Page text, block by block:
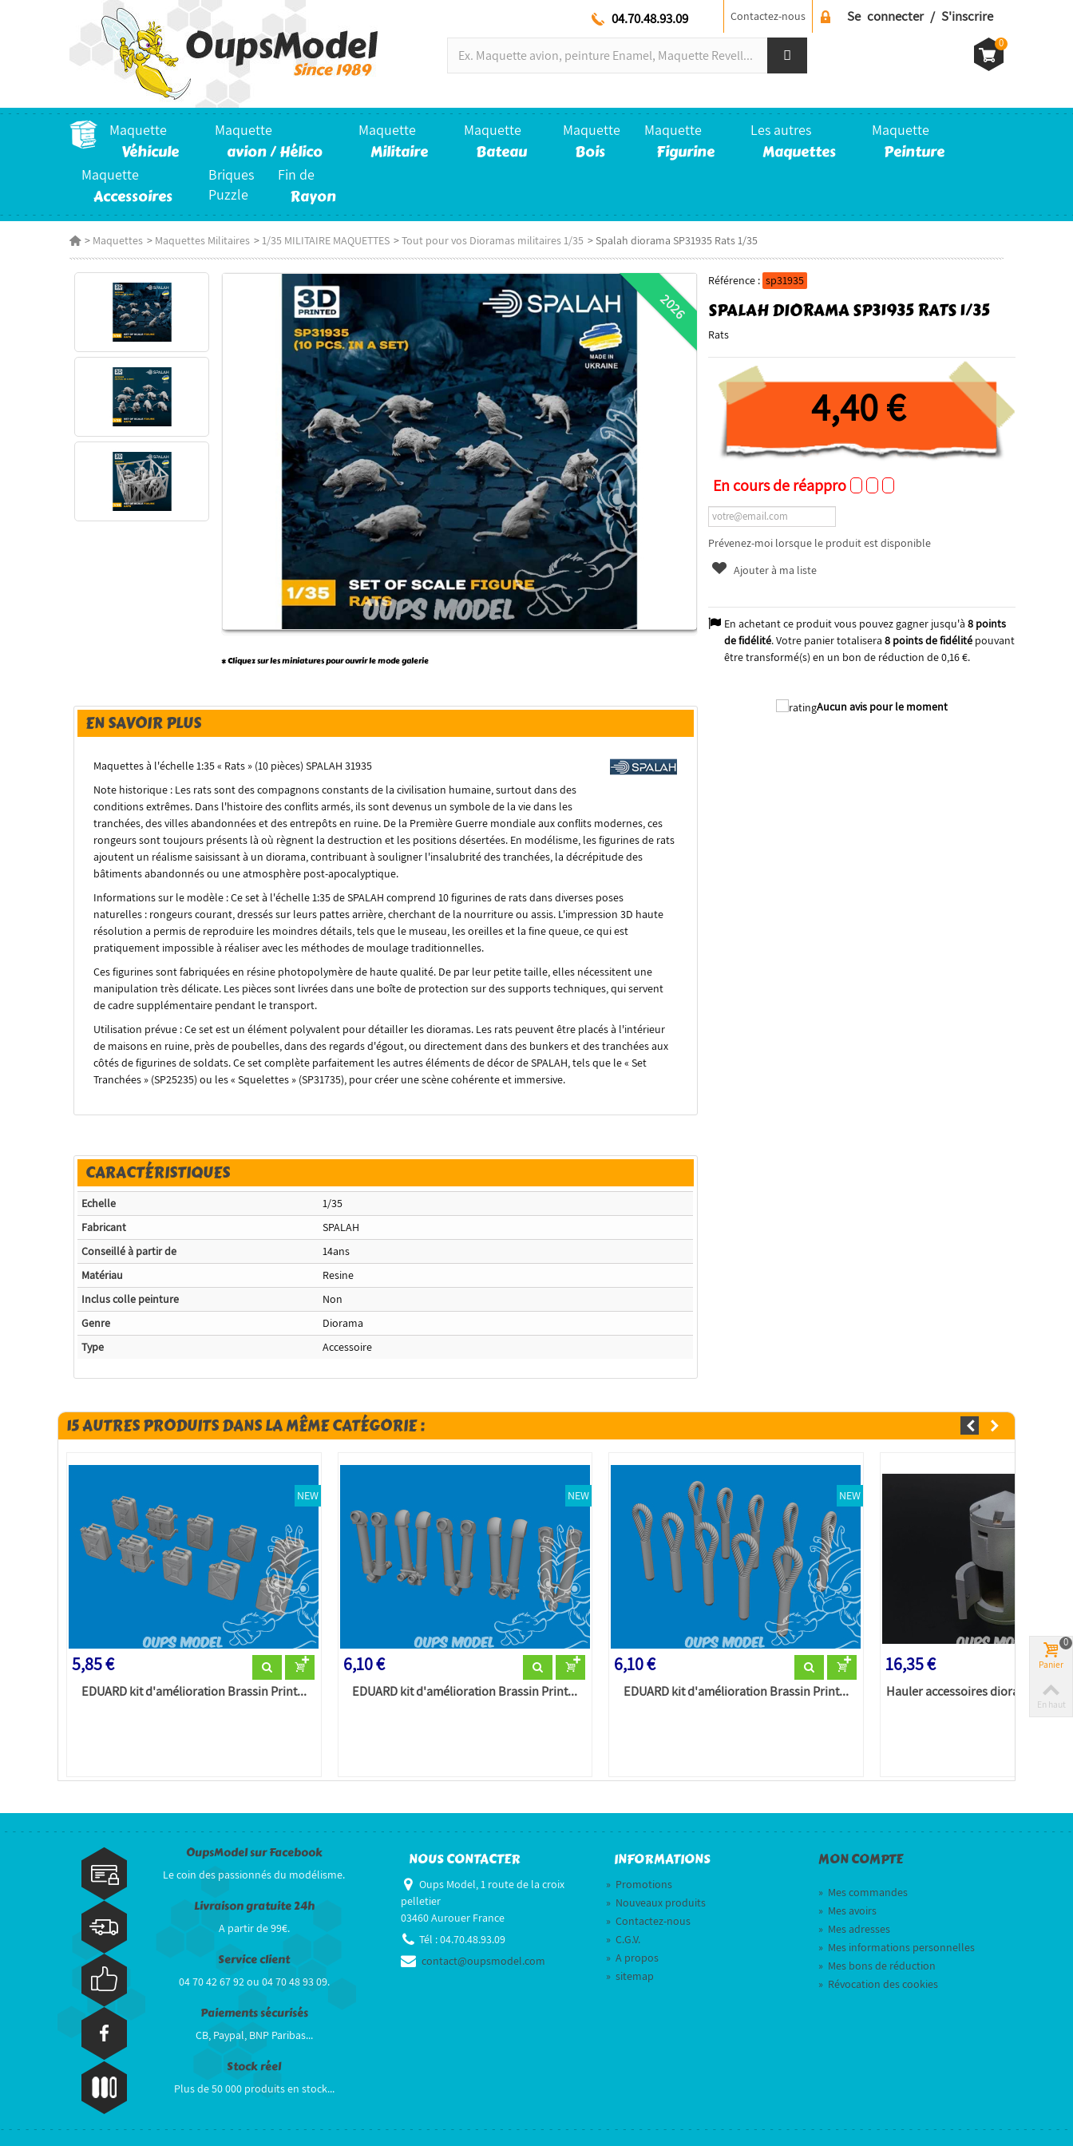
Se connecter / S'inscrire
Contactez-nous
04.70.48.93.09
0
Maquette
Véhicule
Maquette
avion / Hélico
Maquette
Militaire
Maquette
Bateau
Maquette
Bois
Maquette
Figurine
Les autres
Maquettes
Maquette
Peinture
Maquette
Accessoires
Briques
Puzzle
Fin de
Rayon
> Maquettes > Maquettes Militaires >1/35 MILITAIRE MAQUETTES >Tout pour vos Dioramas militaires 1/35 > Spalah diorama SP31935 Rats 1/35
Référence : sp31935
SPALAH DIORAMA SP31935 RATS 1/35
Rats
4,40 €
En cours de réappro
Prévenez-moi lorsque le produit est disponible
Ajouter à ma liste
En achetant ce produit vous pouvez gagner jusqu'à 8points
de fidélité. Votre panier totalisera 8points de fidélitépouvant
être transformé(s) en un bon de réduction de0,16 €.
Aucun avis pour le moment
2026
* Cliquez sur les miniatures pour ouvrir le mode galerie
EN SAVOIR PLUS
Maquettes à l'échelle 1:35 « Rats » (10 pièces) SPALAH 31935
Note historique : Les rats sont des compagnons constants de la civilisation humaine, surtout dans des
conditions extrêmes. Dans l'histoire des conflits armés, ils sont devenus un symbole de la vie dans les
tranchées, des villes abandonnées et des entrepôts en ruine. De la Première Guerre mondiale aux conflits modernes, ces
rongeurs sont toujours présents là où règnent la destruction et les positions désertées. En modélisme, les figurines de rats
ajoutent un réalisme saisissant à un diorama, contribuant à souligner l'insalubrité des tranchées, la décrépitude des
bâtiments abandonnés ou une atmosphère post-apocalyptique.
Informations sur le modèle : Ce set à l'échelle 1:35 de SPALAH comprend 10 figurines de rats dans diverses poses
naturelles : rongeurs courant, dressés sur leurs pattes arrière, cherchant de la nourriture ou assis. L'impression 3D haute
résolution a permis de reproduire les moindres détails, tels que le museau, les oreilles et la fine queue, ce qui est
pratiquement impossible à réaliser avec les méthodes de moulage traditionnelles.
Ces figurines sont fabriquées en résine photopolymère de haute qualité. De par leur petite taille, elles nécessitent une
manipulation très délicate. Les pièces sont livrées dans une boîte de protection sur des supports techniques, qui servent
de cadre supplémentaire pendant le transport.
Utilisation prévue : Ce set est un élément polyvalent pour détailler les dioramas. Les rats peuvent être placés à l'intérieur
de maisons en ruine, près de poubelles, dans des regards d'égout, ou directement dans des bunkers et des tranchées aux
côtés de figurines de soldats. Ce set complète parfaitement les autres éléments de décor de SPALAH, tels que le « Set
Tranchées » (SP25235) ou les « Squelettes » (SP31735), pour créer une scène cohérente et immersive.
CARACTÉRISTIQUES
Echelle
1/35
Fabricant
SPALAH
Conseillé à partir de
14ans
Matériau
Resine
Inclus colle peinture
Non
Genre
Diorama
Type
Accessoire
15 AUTRES PRODUITS DANS LA MÊME CATÉGORIE :
NEW
5,85 €
EDUARD kit d'amélioration Brassin Print...
NEW
6,10 €
EDUARD kit d'amélioration Brassin Print...
NEW
6,10 €
EDUARD kit d'amélioration Brassin Print...
16,35 €
Hauler accessoires diorama
OupsModel sur Facebook
Le coin des passionnés du modélisme.
Livraison gratuite 24h
A partir de 99€.
Service client
04 70 42 67 92 ou 04 70 48 93 09.
Paiements sécurisés
CB, Paypal, BNP Paribas...
Stock réel
Plus de 50 000 produits en stock...
NOUS CONTACTER
Oups Model, 1 route de la croix
pelletier
03460 Aurouer France
Tél :04.70.48.93.09
contact@oupsmodel.com
INFORMATIONS
» Promotions
» Nouveaux produits
» Contactez-nous
» C.G.V.
» A propos
» sitemap
MON COMPTE
» Mes commandes
» Mes avoirs
» Mes adresses
» Mes informations personnelles
» Mes bons de réduction
» Révocation des cookies
Panier
0
En haut